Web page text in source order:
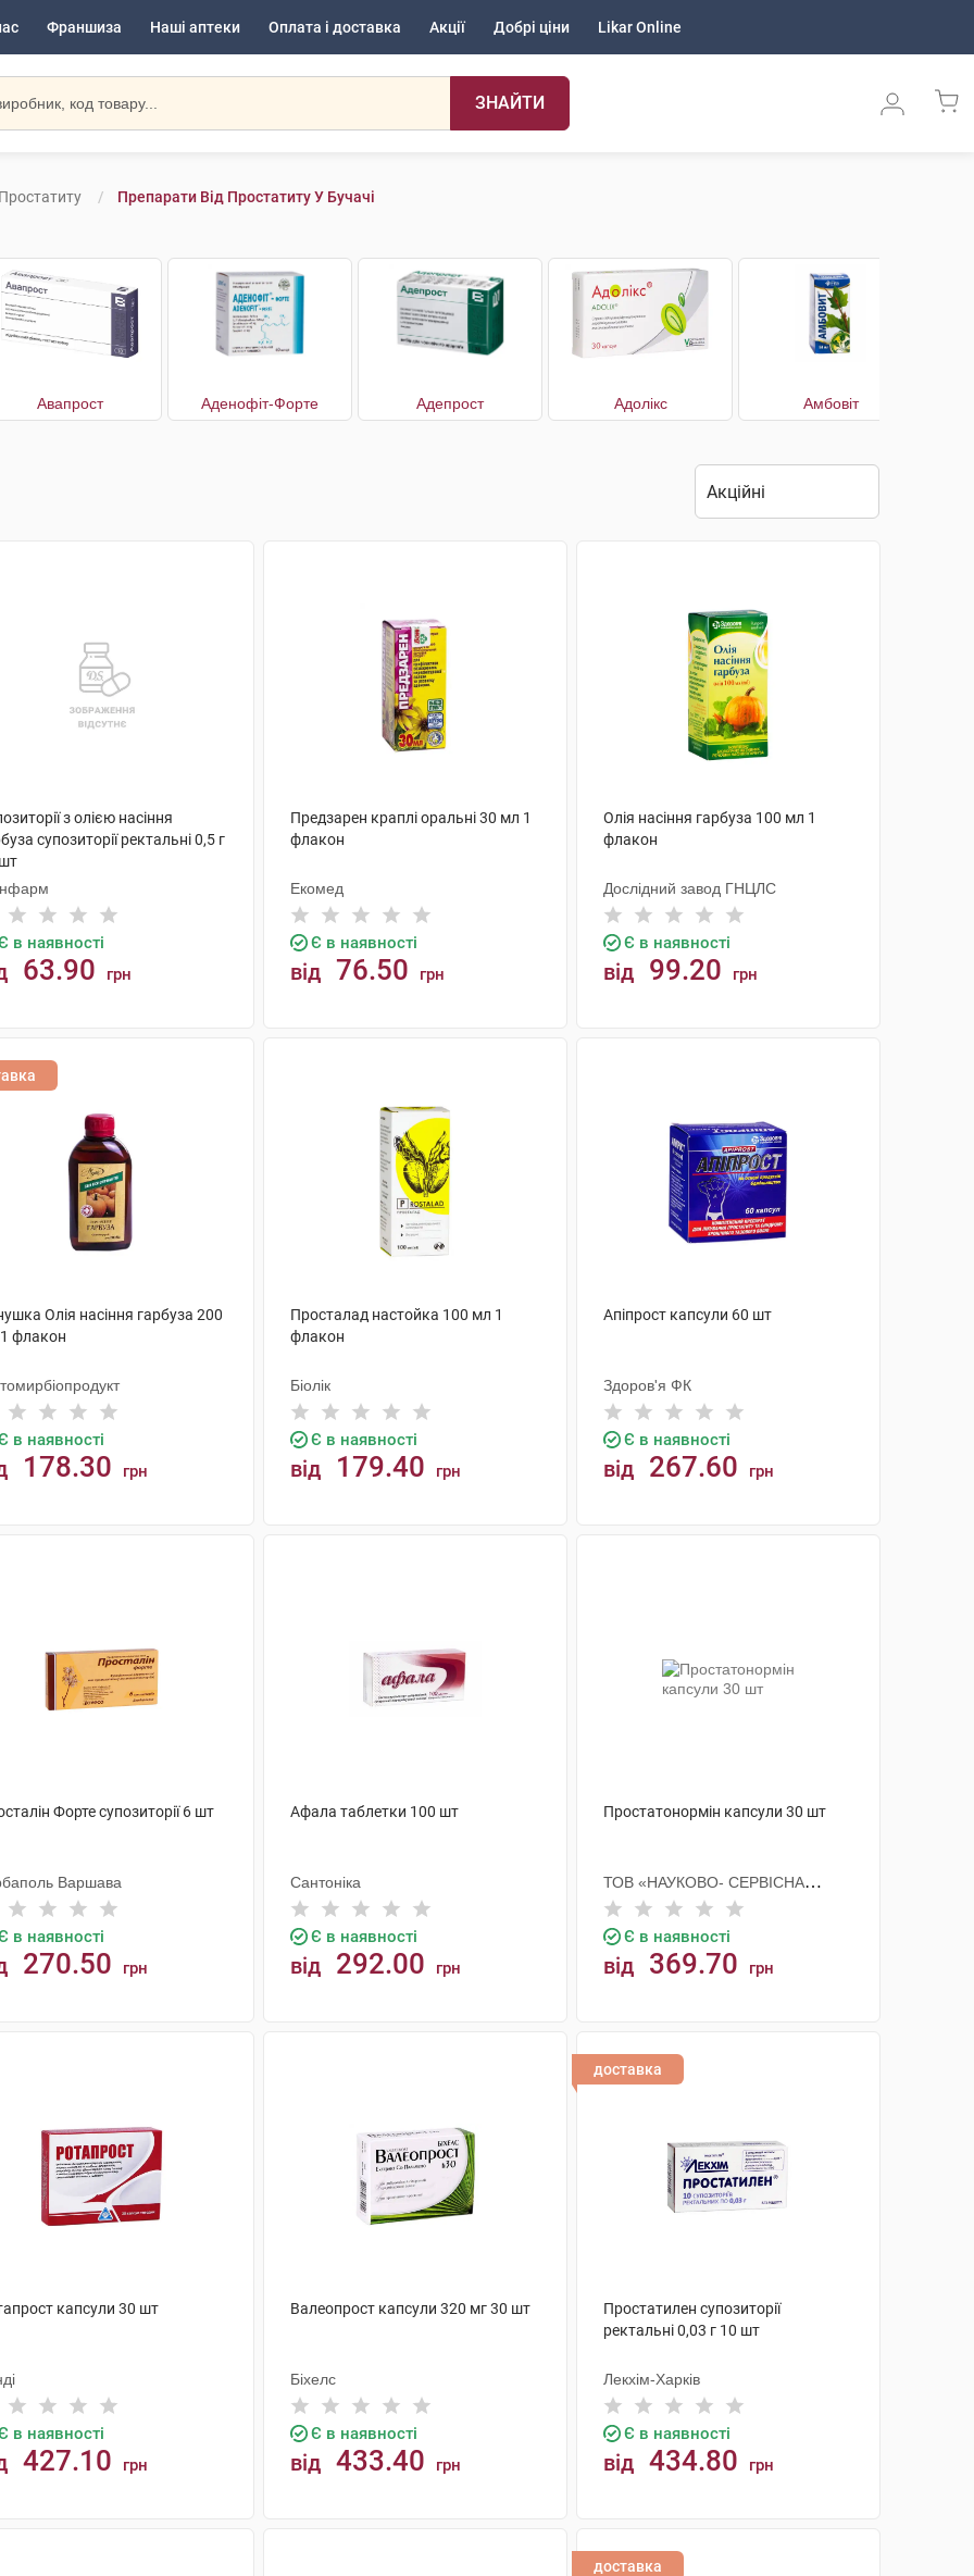
Франшиза Наші аптеки Оплата і доставка Акції Добрі ціни Likar Online
ЗНАЙТИ
Препарати Від Простатиту У Бучачі
Авапрост Аденофіт-Форте Адепрост Адолікс Амбовіт
з олією насіння
супозиторії ректальні 0,5 г
в наявності
63.90 грн
Предзарен краплі оральні 30 мл 1
флакон
Екомед
Є в наявності
від 76.50 грн
Олія насіння гарбуза 100 мл 1
флакон
Дослідний завод ГНЦЛС
Є в наявності
від 99.20 грн
Олія насіння гарбуза 200
флакон
в наявності
178.30 грн
Просталад настойка 100 мл 1
флакон
Біолік
Є в наявності
від 179.40 грн
Апіпрост капсули 60 шт
Здоров'я ФК
Є в наявності
від 267.60 грн
Форте супозиторії 6 шт
Варшава
в наявності
270.50 грн
Афала таблетки 100 шт
Сантоніка
Є в наявності
від 292.00 грн
Простатонормін капсули 30 шт
ТОВ «НАУКОВО- СЕРВІСНА
ФІРМА «ОТАВА»
Є в наявності
від 369.70 грн
капсули 30 шт
в наявності
427.10 грн
Валеопрост капсули 320 мг 30 шт
Біхелс
Є в наявності
від 433.40 грн
доставка
Простатилен супозиторії
ректальні 0,03 г 10 шт
Лекхім-Харків
Є в наявності
від 434.80 грн
доставка